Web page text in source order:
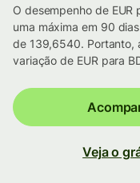
O desempenho de EUR
uma máxima em 90
de 139,6540. Portanto,
variação de EUR para
Veja o